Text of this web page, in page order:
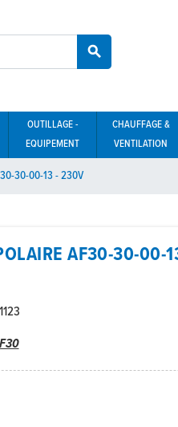

OUTILLAGE -
EQUIPEMENT
CHAUFFAGE &
VENTILATION
30-00-13 - 230V
AF30-30-00-